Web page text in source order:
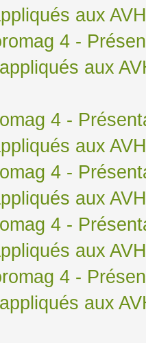
aux AVH
4 -
aux
4 -
aux AVH
4 -
aux AVH
4 -
aux AVH
4 -
aux